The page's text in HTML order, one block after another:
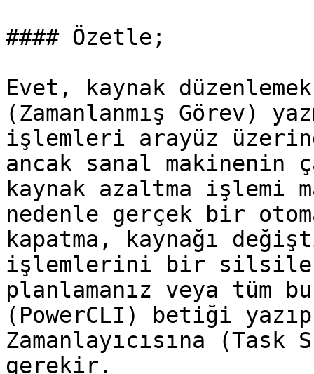
#### Özetle;
Evet, kaynak
(Zamanlanmış Görev)
işlemleri arayüz
ancak sanal makinenin
kaynak azaltma işlemi
nedenle gerçek bir
kapatma, kaynağı
işlemlerini bir silsile
planlamanız veya tüm
(PowerCLI) betiği yazıp
Zamanlayıcısına (Task